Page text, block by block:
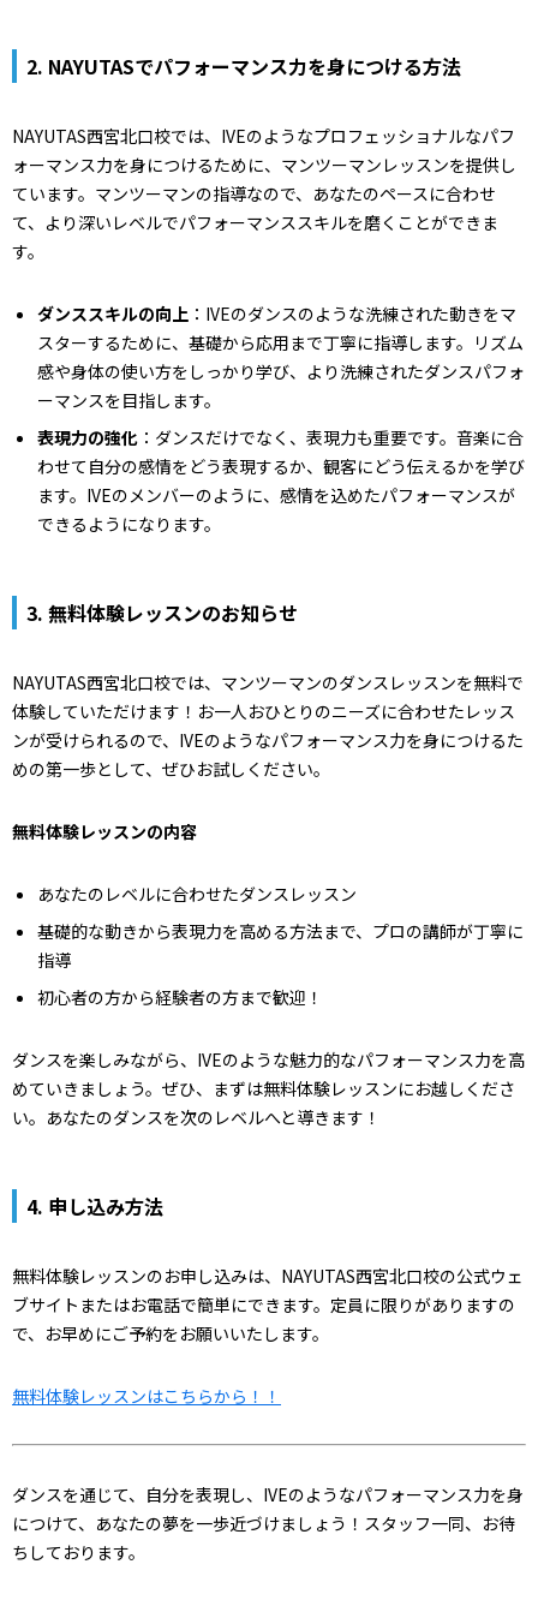
2. NAYUTASでパフォーマンス力を身につける方法
NAYUTAS西宮北口校では、IVEのようなプロフェッショナルなパフ
ォーマンス力を身につけるために、マンツーマンレッスンを提供し
ています。マンツーマンの指導なので、あなたのペースに合わせ
て、より深いレベルでパフォーマンススキルを磨くことができま
す。
ダンススキルの向上 ：IVEのダンスのような洗練された動きをマ
スターするために、基礎から応用まで丁寧に指導します。リズム
感や身体の使い方をしっかり学び、より洗練されたダンスパフォ
ーマンスを目指します。
表現力の強化 ：ダンスだけでなく、表現力も重要です。音楽に合
わせて自分の感情をどう表現するか、観客にどう伝えるかを学び
ます。IVEのメンバーのように、感情を込めたパフォーマンスが
できるようになります。
3. 無料体験レッスンのお知らせ
NAYUTAS西宮北口校では、マンツーマンのダンスレッスンを無料で
体験していただけます！お一人おひとりのニーズに合わせたレッス
ンが受けられるので、IVEのようなパフォーマンス力を身につけるた
めの第一歩として、ぜひお試しください。
無料体験レッスンの内容
あなたのレベルに合わせたダンスレッスン
基礎的な動きから表現力を高める方法まで、プロの講師が丁寧に
指導
初心者の方から経験者の方まで歓迎！
ダンスを楽しみながら、IVEのような魅力的なパフォーマンス力を高
めていきましょう。ぜひ、まずは無料体験レッスンにお越しくださ
い。あなたのダンスを次のレベルへと導きます！
4. 申し込み方法
無料体験レッスンのお申し込みは、NAYUTAS西宮北口校の公式ウェ
ブサイトまたはお電話で簡単にできます。定員に限りがありますの
で、お早めにご予約をお願いいたします。
無料体験レッスンはこちらから！！
ダンスを通じて、自分を表現し、IVEのようなパフォーマンス力を身
につけて、あなたの夢を一歩近づけましょう！スタッフ一同、お待
ちしております。